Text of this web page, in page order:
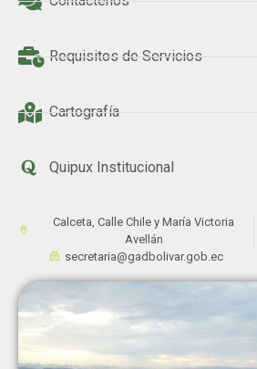
Requisitos de Servicios
Cartografía
Quipux Institucional
Calceta, Calle Chile y María Victoria
Avellán
secretaria@gadbolivar.gob.ec